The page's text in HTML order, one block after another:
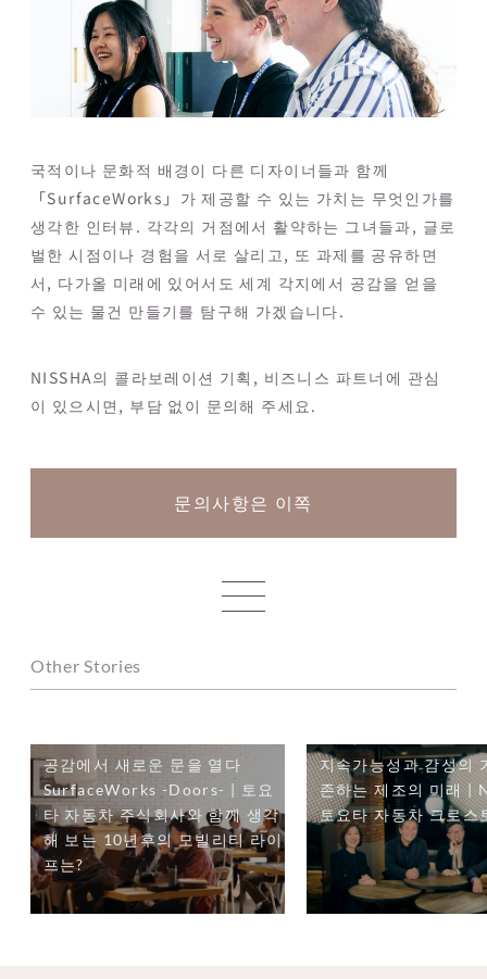
국적이나 문화적 배경이 다른 디자이너들과 함께
「SurfaceWorks」가 제공할 수 있는 가치는 무엇인가를
생각한 인터뷰. 각각의 거점에서 활약하는 그녀들과, 글로
벌한 시점이나 경험을 서로 살리고, 또 과제를 공유하면
서, 다가올 미래에 있어서도 세계 각지에서 공감을 얻을
수 있는 물건 만들기를 탐구해 가겠습니다.
NISSHA의 콜라보레이션 기획, 비즈니스 파트너에 관심
이 있으시면, 부담 없이 문의해 주세요.
문의사항은 이쪽
Other Stories
공감에서 새로운 문을 열다
SurfaceWorks -Doors- | 토요
타 자동차 주식회사와 함께 생각
해 보는 10년후의 모빌리티 라이
프는?
지속가능성과 감성의
존하는 제조의 미래 |
토요타 자동차 크로스